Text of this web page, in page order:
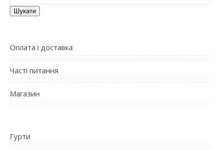
Шукати
Оплата і доставка
Часті питання
Магазин
Гурти